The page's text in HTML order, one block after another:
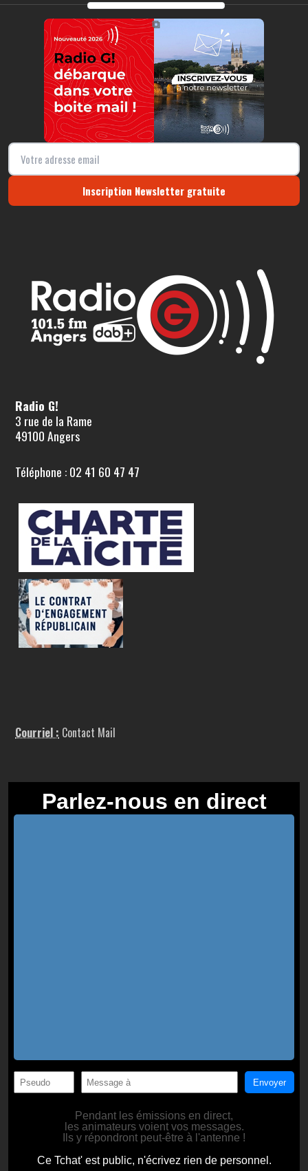
https://radio-g.fr?16104
⧉
Inscription Newsletter gratuite
Radio G!
3 rue de la Rame
49100 Angers
Téléphone : 02 41 60 47 47
Courriel : Contact Mail